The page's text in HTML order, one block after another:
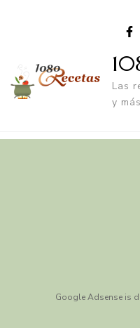
Las
y más
Google Adsense is